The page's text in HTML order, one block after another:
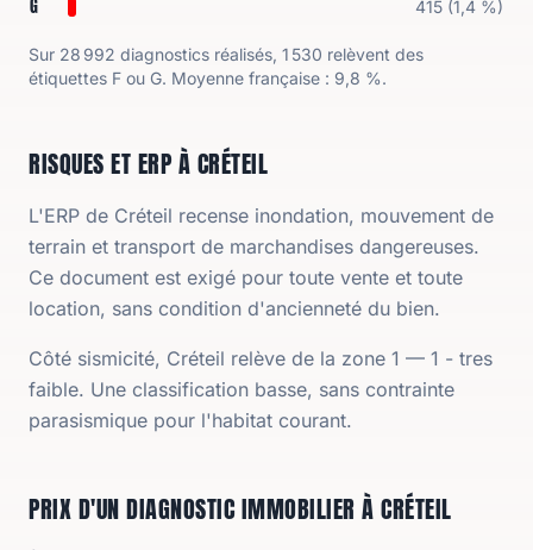
G 415 (1,4 %)
Sur 28 992 diagnostics réalisés, 1 530 relèvent des
étiquettes F ou G. Moyenne française : 9,8 %.
RISQUES ET ERP À CRÉTEIL
L'ERP de Créteil recense inondation, mouvement de
terrain et transport de marchandises dangereuses.
Ce document est exigé pour toute vente et toute
location, sans condition d'ancienneté du bien.
Côté sismicité, Créteil relève de la zone 1 — 1 - tres
faible. Une classification basse, sans contrainte
parasismique pour l'habitat courant.
PRIX D'UN DIAGNOSTIC IMMOBILIER À CRÉTEIL